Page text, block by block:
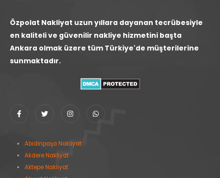
Özpolat Nakliyat uzun yıllara dayanan tecrübesiyle
en kaliteli ve güvenilir nakliye hizmetini başta
Ankara olmak üzere tüm Türkiye'de müşterilerine
sunmaktadır.
Abidinpaşa Nakliyat
Akdere Nakliyat
Aktepe Nakliyat